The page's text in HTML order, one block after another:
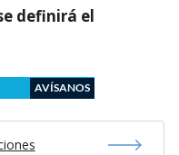
definirá el
AVÍSANOS